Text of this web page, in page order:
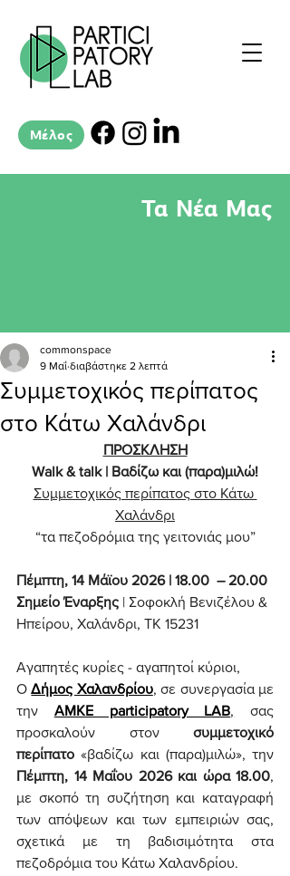
Μέλος
Τα Νέα Μας
Συμμετοχικός περίπατος
στο Κάτω Χαλάνδρι
commonspace
9 Μαΐ διαβάστηκε 2 λεπτά
ΠΡΟΣΚΛΗΣΗ
Walk & talk | Βαδίζω και (παρα)μιλώ!
Συμμετοχικός περίπατος στο Κάτω
Χαλάνδρι
“τα πεζοδρόμια της γειτονιάς μου”
Πέμπτη, 14 Μάϊου 2026 | 18.00  – 20.00
Σημείο Έναρξης | Σοφοκλή Βενιζέλου &
Ηπείρου, Χαλάνδρι, ΤΚ 15231
Αγαπητές κυρίες - αγαπητοί κύριοι,
Ο Δήμος Χαλανδρίου, σε συνεργασία με
την ΑΜΚΕ participatory LAB, σας
προσκαλούν στον συμμετοχικό
περίπατο
Πέμπτη, 14 Μαΐου 2026 και ώρα 18.00,
με σκοπό τη συζήτηση και καταγραφή
των απόψεων και των εμπειριών σας,
σχετικά με τη βαδισιμότητα στα
πεζοδρόμια του Κάτω Χαλανδρίου.